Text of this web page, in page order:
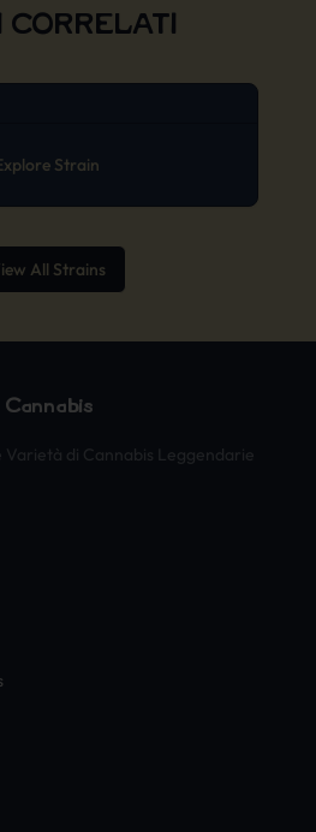
CORRELATI
Strain
All Strains
Varietà di Cannabis Leggendarie